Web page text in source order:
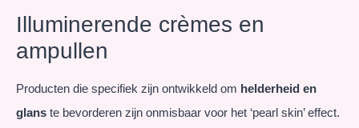
Illuminerende crèmes en
ampullen
Producten die specifiek zijn ontwikkeld om helderheid en
glans te bevorderen zijn onmisbaar voor het ‘pearl skin’ effect.